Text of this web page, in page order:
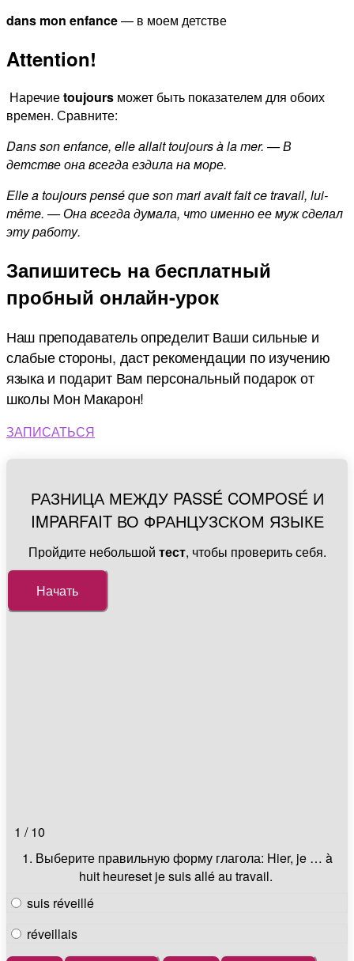
dans mon enfance— в моем детстве
Attention!
Наречиеtoujours может быть показателем для обоих
времен. Сравните:
Dans son enfance, elle allait toujours à la mer. — В
детстве она всегда ездила на море.
Elle a toujours pensé que son mari avait fait ce travail, lui-
même. — Она всегда думала, что именно ее муж сделал
эту работу.
Запишитесь на бесплатный
пробный онлайн-урок
Наш преподаватель определит Ваши сильные и
слабые стороны, даст рекомендации по изучению
языка и подарит Вам персональный подарок от
школы Мон Макарон!
ЗАПИСАТЬСЯ
РАЗНИЦА МЕЖДУ PASSÉ COMPOSÉ И
IMPARFAIT ВО ФРАНЦУЗСКОМ ЯЗЫКЕ
Пройдите небольшой тест, чтобы проверить себя.
1 / 10
1. Выберите правильную форму глагола: Hier, je … à
huit heureset je suis allé au travail.
suis réveillé
réveillais